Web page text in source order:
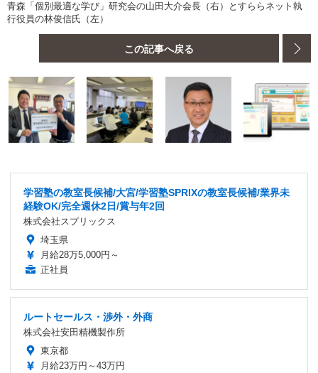
青森「個別最適な学び」研究会の山田大介会長（右）とすららネット執
行役員の林俊信氏（左）
この記事へ戻る
学習塾の教室長候補/大宮/学習塾SPRIXの教室長候補/業界未
経験OK/完全週休2日/賞与年2回
株式会社スプリックス
埼玉県
月給28万5,000円～
正社員
ルートセールス・渉外・外商
株式会社安田精機製作所
東京都
月給23万円～43万円